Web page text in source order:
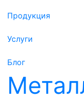
Продукция
Услуги
Блог